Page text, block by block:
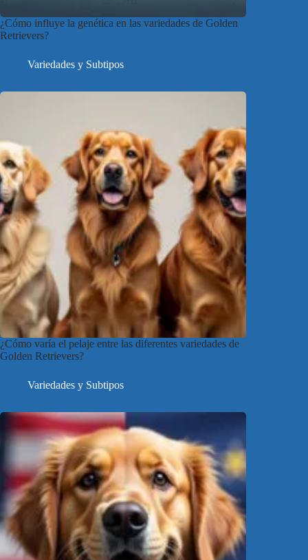
¿Cómo influye la genética en las variedades de Golden
Retrievers?
Variedades y Subtipos
¿Cómo varía el pelaje entre las diferentes variedades de
Golden Retrievers?
Variedades y Subtipos